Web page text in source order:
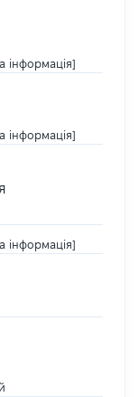
інформація]
інформація]
інформація]